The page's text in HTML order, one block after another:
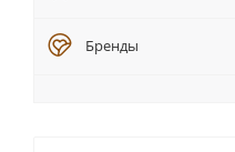
Бренды